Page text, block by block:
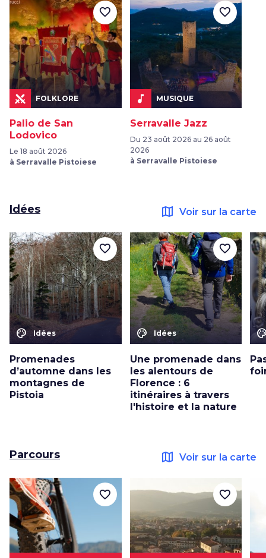
FOLKLORE
Palio de San
Lodovico
Le 18 août 2026
à Serravalle Pistoiese
favorite_border
music_note MUSIQUE
Serravalle Jazz
Du 23 août 2026 au 26 août
2026
à Serravalle Pistoiese
favorite_border
Idées map Voir sur la carte
color_lens Idées
Promenades
d’automne dans les
montagnes de
Pistoia
favorite_border
color_lens Idées
Une promenade dans
les alentours de
Florence : 6
itinéraires à travers
l'histoire et la nature
favorite_border
Parcours map Voir sur la carte
favorite_border favorite_border